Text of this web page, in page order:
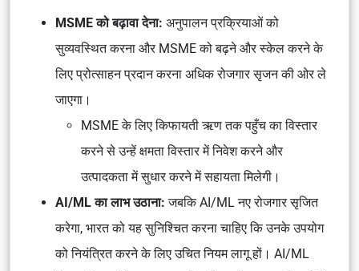
MSME को बढ़ावा देना: अनुपालन प्रक्रियाओं को
सुव्यवस्थित करना और MSME को बढ़ने और स्केल करने के
लिए प्रोत्साहन प्रदान करना अधिक रोजगार सृजन की ओर ले
जाएगा।
MSME के ​​लिए किफायती ऋण तक पहुँच का विस्तार
करने से उन्हें क्षमता विस्तार में निवेश करने और
उत्पादकता में सुधार करने में सहायता मिलेगी।
AI/ML का लाभ उठाना:जबकि AI/ML नए रोजगार सृजित
करेगा, भारत को यह सुनिश्चित करना चाहिए कि उनके उपयोग
को नियंत्रित करने के लिए उचित नियम लागू हों। AI/ML